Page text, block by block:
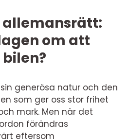
allemansrätt:
om att
generösa natur och den
som ger oss stor frihet
mark. Men när det
förändras
eftersom